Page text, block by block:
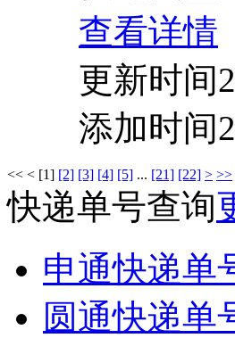
查看详情
更新时间
添加时间
<< < [1] [2] [3] [4] [5] ... [21] [22] > >>
快递单号查询
申通快递单
圆通快递单